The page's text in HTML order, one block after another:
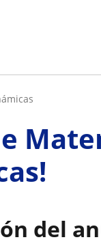
del